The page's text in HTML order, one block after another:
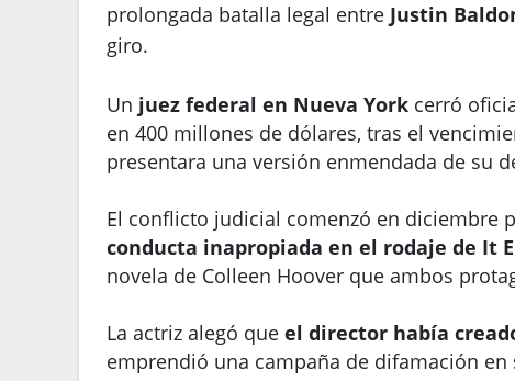
prolongada batalla legal entre Justin
giro.
Un juez federal en Nueva York cerró
en 400 millones de dólares, tras el
presentara una versión enmendada de su
El conflicto judicial comenzó en diciembre
conducta inapropiada en el rodaje de It
novela de Colleen Hoover que ambos
La actriz alegó que el director había
emprendió una campaña de difamación en